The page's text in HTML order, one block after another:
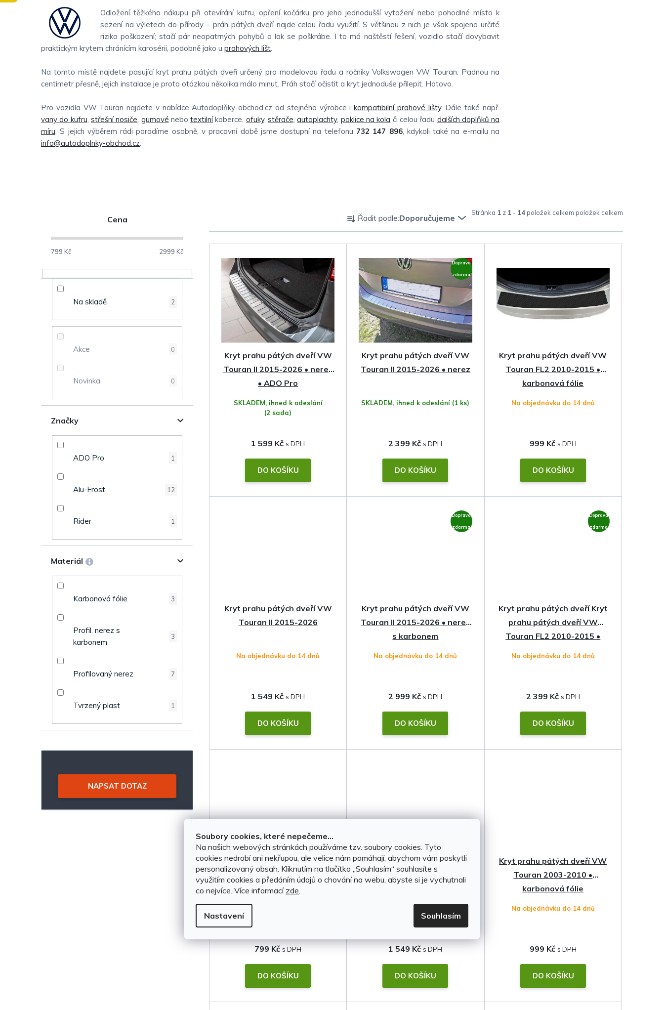
Soubory cookies, které nepečeme...
Na našich webových stránkách používáme tzv. soubory cookies. Tyto
cookies nedrobí ani nekřupou, ale velice nám pomáhají, abychom vám poskytli
personalizovaný obsah. Kliknutím na tlačítko ,,Souhlasím“ souhlasíte s
využitím cookies a předáním údajů o chování na webu, abyste si je vychutnali
co nejvíce. Více informací zde
Nastavení Souhlasím
Odložení těžkého nákupu při otevírání kufru, opření kočárku pro jeho jednodušší vytažení nebo pohodlné místo k
sezení na výletech do přírody – práh pátých dveří najde celou řadu využití. S většinou z nich je však spojeno určité
riziko poškození; stačí pár neopatrných pohybů a lak se poškrábe. I to má naštěstí řešení, vozidlo stačí dovybavit
praktickým krytem chránícím karosérii, podobně jako u prahových lišt.
Na tomto místě najdete pasující kryt prahu pátých dveří určený pro modelovou řadu a ročníky Volkswagen VW Touran. Padnou na
centimetr přesně, jejich instalace je proto otázkou několika málo minut. Práh stačí očistit a kryt jednoduše přilepit. Hotovo.
Pro vozidla VW Touran najdete v nabídce Autodoplňky-obchod.cz od stejného výrobce ikompatibilní prahové lišty. Dále také např.
vany do kufru, střešní nosiče, gumové nebotextilníkoberce, ofuky,stěrače,autoplachty, poklice na kola či celou řadu dalších doplňků na
míru. S jejich výběrem rádi poradíme osobně, v pracovní době jsme dostupní na telefonu 732 147 896, kdykoli také na e-mailu na
info@autodoplnky-obchod.cz.
t
p
Cena
799 Kč 2999 Kč
Na skladě 2
Akce 0
Novinka 0
Značky
ADO Pro 1
Alu-Frost 12
Rider 1
Materiál
Karbonová fólie 3
Profil. nerez s
karbonem
3
Profilovaný nerez 7
Tvrzený plast 1
NAPSAT DOTAZ
Stránka 1 z 1 - 14položek celkem
Ř
a
ů
Řadit podle:Doporučujeme
t
Kryt prahu pátých dveří VW
Touran II 2015-2026 • nerez
• ADO Pro
SKLADEM, ihned k odeslání
(2 sada)
1 599 Kč
DO KOŠÍKU
Doprava
zdarma
Kryt prahu pátých dveří VW
Touran II 2015-2026 • nerez
SKLADEM, ihned k odeslání (1 ks)
2 399 Kč
DO KOŠÍKU
Kryt prahu pátých dveří VW
Touran FL2 2010-2015 •
karbonová fólie
Na objednávku do 14 dnů
999 Kč
DO KOŠÍKU
Kryt prahu pátých dveří VW
Touran II 2015-2026
Na objednávku do 14 dnů
1 549 Kč
DO KOŠÍKU
Doprava
zdarma
Kryt prahu pátých dveří VW
Touran II 2015-2026 • nerez
s karbonem
Na objednávku do 14 dnů
2 999 Kč
DO KOŠÍKU
Doprava
zdarma
Kryt prahu pátých dveří Kryt
prahu pátých dveří VW
Touran FL2 2010-2015 •
Na objednávku do 14 dnů
2 399 Kč
DO KOŠÍKU
Kryt prahu pátých dveří VW
Touran 2003-2006 • tvrzený
plast
Skladem u dodavatele
799 Kč
DO KOŠÍKU
Kryt prahu pátých dveří VW
Touran 2003-2010
1 549 Kč
DO KOŠÍKU
Kryt prahu pátých dveří VW
Touran 2003-2010 •
karbonová fólie
Na objednávku do 14 dnů
999 Kč
DO KOŠÍKU